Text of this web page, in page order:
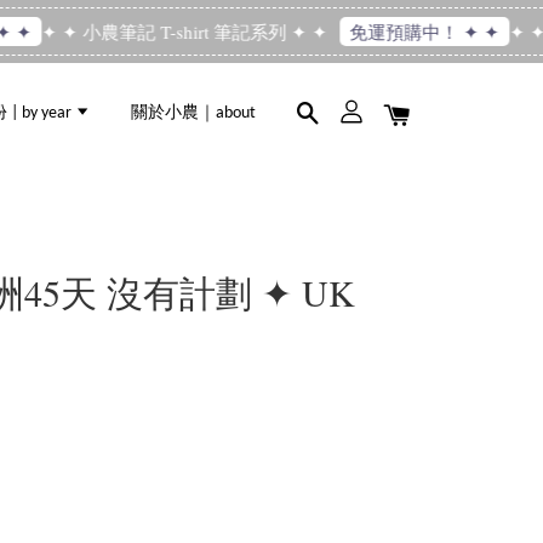
✦ ✦ 小農筆記 T-shirt 筆記系列 ✦ ✦ 免運預購中！ ✦ ✦ ✦ ✦ 小
| by year 關於小農｜about
45天 沒有計劃 ✦ UK